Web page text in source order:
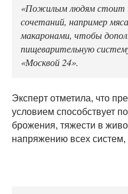
«Пожилым людям стоит
сочетаний, например
макаронами, чтобы
пищеварительную
«Москвой 24».
Эксперт отметила, что
условием способствует
брожения, тяжести в
напряжению всех систем,